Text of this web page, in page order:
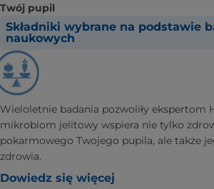
Twój pupil
Składniki wybrane na podstawie
naukowych
Wieloletnie badania pozwoliły ekspertom
mikrobiom jelitowy wspiera nie tylko
pokarmowego Twojego pupila, ale także
zdrowia.
Dowiedz się więcej